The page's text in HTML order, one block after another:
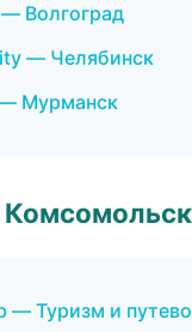
Волгоград
— Челябинск
Мурманск
— Туризм и